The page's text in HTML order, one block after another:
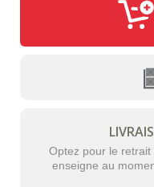
Optez pour le
enseigne au